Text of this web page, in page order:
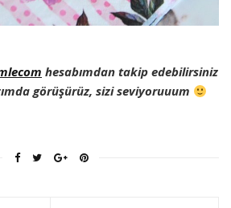
hesabımdan takip edebilirsiniz
görüşürüz, sizi seviyoruuum